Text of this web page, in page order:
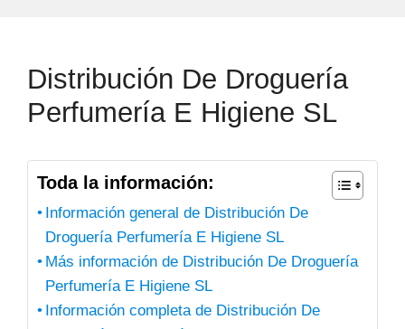
Distribución De Droguería
Perfumería E Higiene SL
Toda la información:
Información general de Distribución De
Droguería Perfumería E Higiene SL
Más información de Distribución De Droguería
Perfumería E Higiene SL
Información completa de Distribución De